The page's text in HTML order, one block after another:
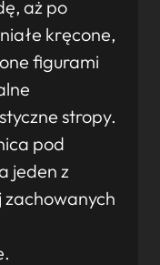
aż po
kręcone,
figurami
stropy.
pod
jeden z
zachowanych